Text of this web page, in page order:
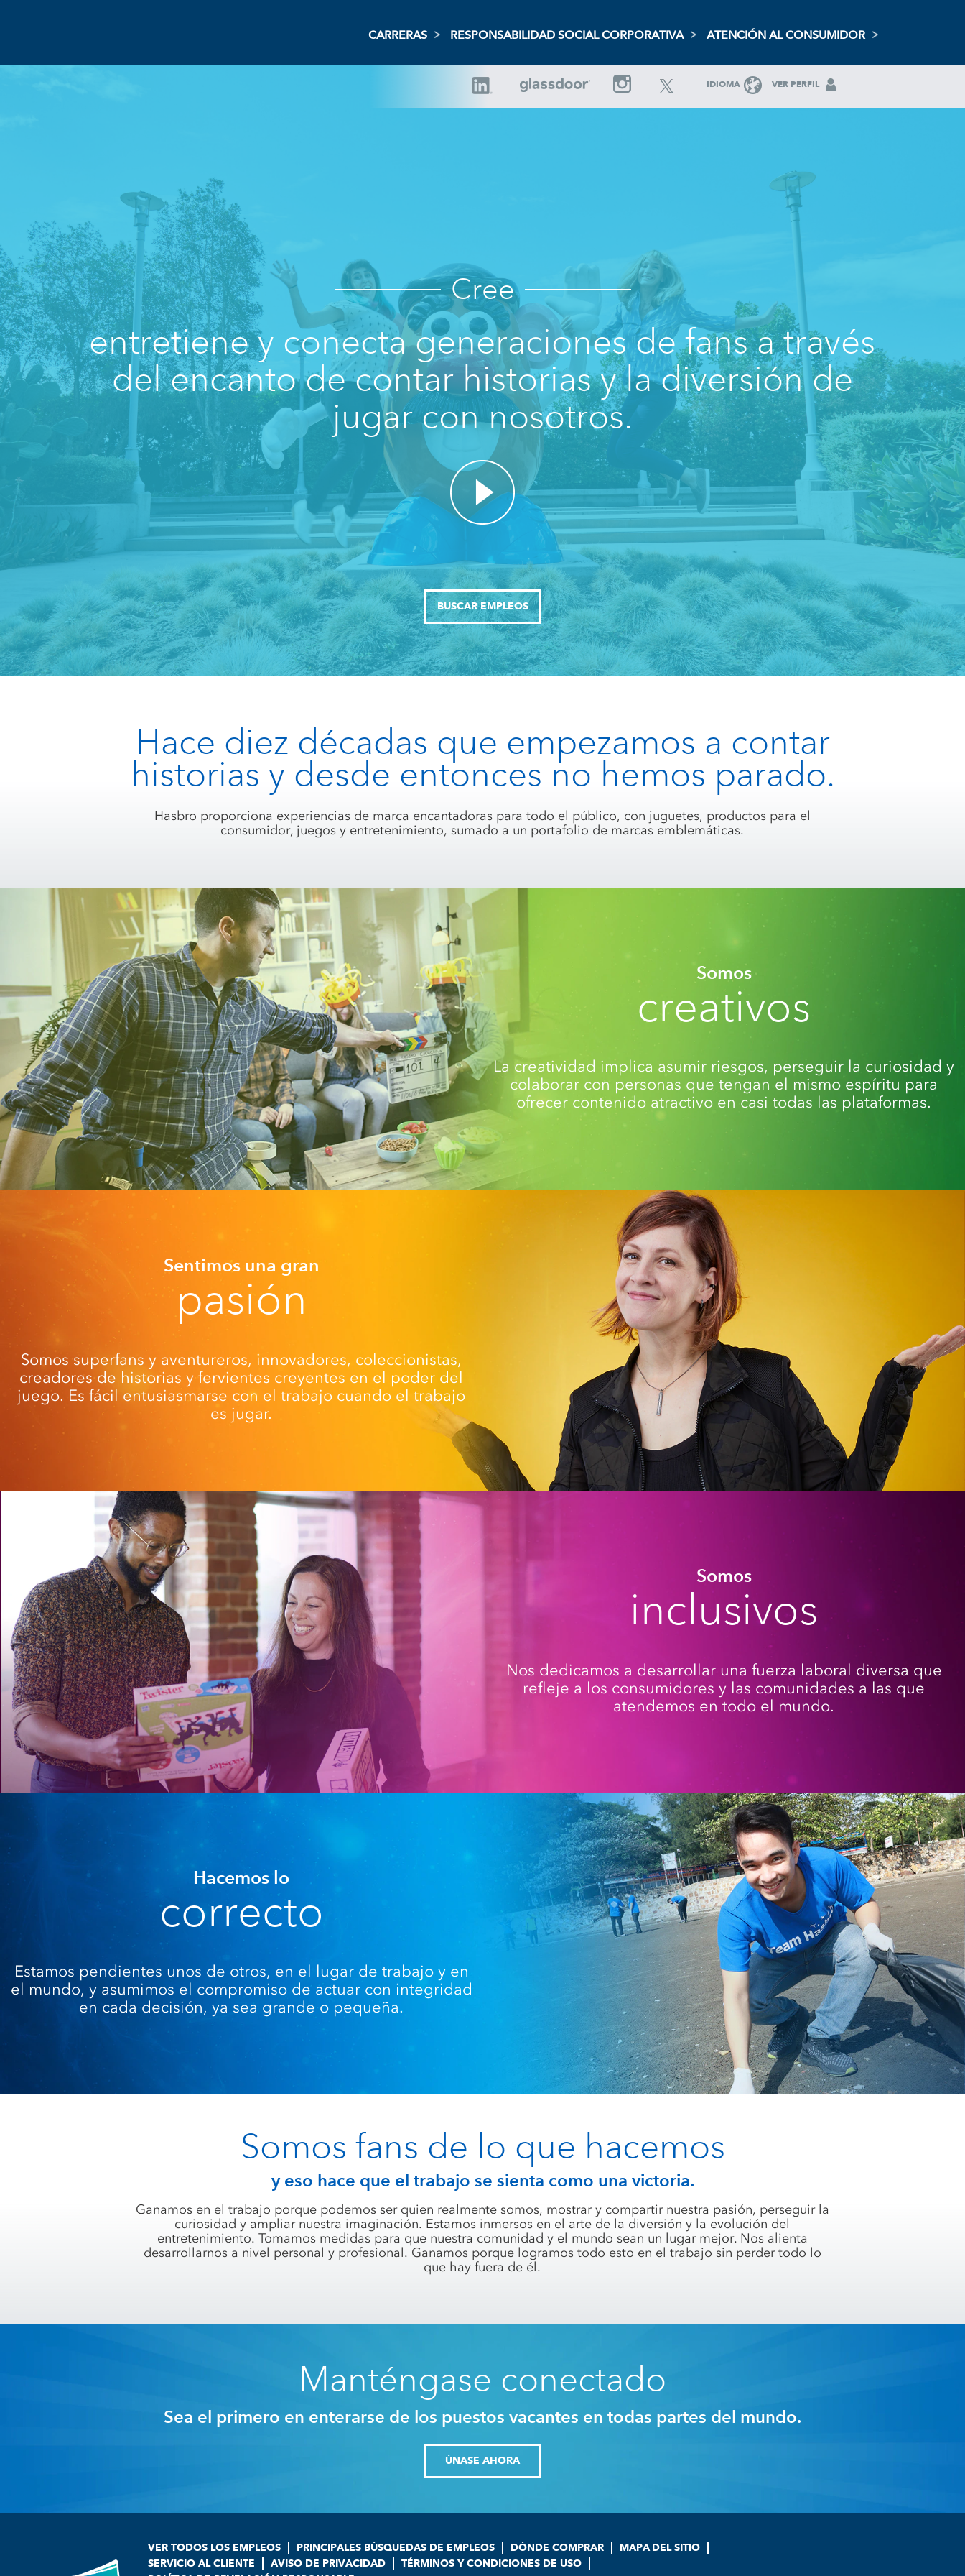
CARRERAS RESPONSABILIDAD SOCIAL CORPORATIVA ATENCIÓN AL CONSUMIDOR
IDIOMA VER PERFIL
Cree
entretiene y conecta generaciones de fans a través
del encanto de contar historias y la diversión de
jugar con nosotros.
BUSCAR EMPLEOS
Hace diez décadas que empezamos a contar
historias y desde entonces no hemos parado.
Hasbro proporciona experiencias de marca encantadoras para todo el público, con juguetes, productos para el
consumidor, juegos y entretenimiento, sumado a un portafolio de marcas emblemáticas.
Somos
creativos
La creatividad implica asumir riesgos, perseguir la curiosidad y
colaborar con personas que tengan el mismo espíritu para
ofrecer contenido atractivo en casi todas las plataformas.
Sentimos una gran
pasión
Somos superfans y aventureros, innovadores, coleccionistas,
creadores de historias y fervientes creyentes en el poder del
juego. Es fácil entusiasmarse con el trabajo cuando el trabajo
es jugar.
Somos
inclusivos
Nos dedicamos a desarrollar una fuerza laboral diversa que
refleje a los consumidores y las comunidades a las que
atendemos en todo el mundo.
Hacemos lo
correcto
Estamos pendientes unos de otros, en el lugar de trabajo y en
el mundo, y asumimos el compromiso de actuar con integridad
en cada decisión, ya sea grande o pequeña.
Somos fans de lo que hacemos
y eso hace que el trabajo se sienta como una victoria.
Ganamos en el trabajo porque podemos ser quien realmente somos, mostrar y compartir nuestra pasión, perseguir la
curiosidad y ampliar nuestra imaginación. Estamos inmersos en el arte de la diversión y la evolución del
entretenimiento. Tomamos medidas para que nuestra comunidad y el mundo sean un lugar mejor. Nos alienta
desarrollarnos a nivel personal y profesional. Ganamos porque logramos todo esto en el trabajo sin perder todo lo
que hay fuera de él.
Manténgase conectado
Sea el primero en enterarse de los puestos vacantes en todas partes del mundo.
ÚNASE AHORA
VER TODOS LOS EMPLEOS PRINCIPALES BÚSQUEDAS DE EMPLEOS DÓNDE COMPRAR
MAPA DEL SITIO
SERVICIO AL CLIENTE
AVISO DE PRIVACIDAD
TÉRMINOS Y CONDICIONES DE USO